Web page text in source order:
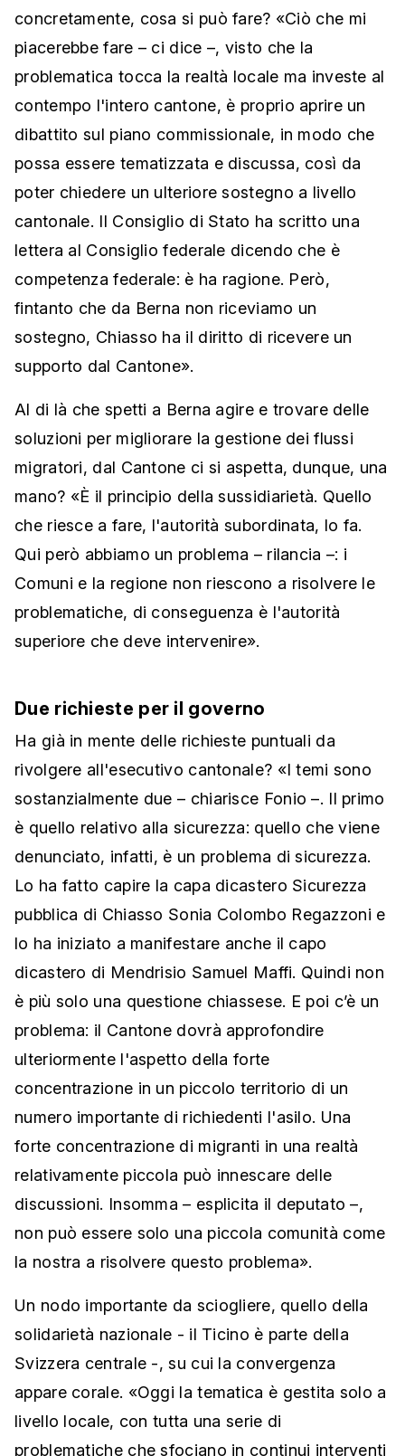
concretamente, cosa si può fare? «Ciò che mi
piacerebbe fare – ci dice –, visto che la
problematica tocca la realtà locale ma investe al
contempo l'intero cantone, è proprio aprire un
dibattito sul piano commissionale, in modo che
possa essere tematizzata e discussa, così da
poter chiedere un ulteriore sostegno a livello
cantonale. Il Consiglio di Stato ha scritto una
lettera al Consiglio federale dicendo che è
competenza federale: è ha ragione. Però,
fintanto che da Berna non riceviamo un
sostegno, Chiasso ha il diritto di ricevere un
supporto dal Cantone».
Al di là che spetti a Berna agire e trovare delle
soluzioni per migliorare la gestione dei flussi
migratori, dal Cantone ci si aspetta, dunque, una
mano? «È il principio della sussidiarietà. Quello
che riesce a fare, l'autorità subordinata, lo fa.
Qui però abbiamo un problema – rilancia –: i
Comuni e la regione non riescono a risolvere le
problematiche, di conseguenza è l'autorità
superiore che deve intervenire».
Due richieste per il governo
Ha già in mente delle richieste puntuali da
rivolgere all'esecutivo cantonale? «I temi sono
sostanzialmente due – chiarisce Fonio –. Il primo
è quello relativo alla sicurezza: quello che viene
denunciato, infatti, è un problema di sicurezza.
Lo ha fatto capire la capa dicastero Sicurezza
pubblica di Chiasso Sonia Colombo Regazzoni e
lo ha iniziato a manifestare anche il capo
dicastero di Mendrisio Samuel Maffi. Quindi non
è più solo una questione chiassese. E poi c’è un
problema: il Cantone dovrà approfondire
ulteriormente l'aspetto della forte
concentrazione in un piccolo territorio di un
numero importante di richiedenti l'asilo. Una
forte concentrazione di migranti in una realtà
relativamente piccola può innescare delle
discussioni. Insomma – esplicita il deputato –,
non può essere solo una piccola comunità come
la nostra a risolvere questo problema».
Un nodo importante da sciogliere, quello della
solidarietà nazionale - il Ticino è parte della
Svizzera centrale -, su cui la convergenza
appare corale. «Oggi la tematica è gestita solo a
livello locale, con tutta una serie di
problematiche che sfociano in continui interventi